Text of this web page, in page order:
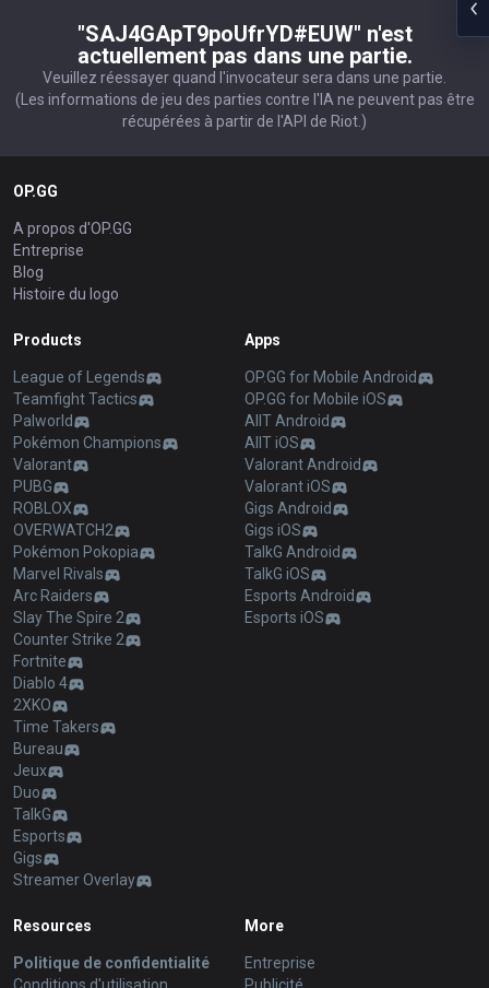
"SAJ4GApT9poUfrYD#EUW" n'est
actuellement pas dans une partie.
Veuillez réessayer quand l'invocateur sera dans une partie.
(Les informations de jeu des parties contre l'IA ne peuvent pas être
récupérées à partir de l'API de Riot.)
OP.GG
A propos d'OP.GG
Entreprise
Blog
Histoire du logo
Products
League of Legends
Teamfight Tactics
Palworld
Pokémon Champions
Valorant
PUBG
ROBLOX
OVERWATCH2
Pokémon Pokopia
Marvel Rivals
Arc Raiders
Slay The Spire 2
Counter Strike 2
Fortnite
Diablo 4
2XKO
Time Takers
Bureau
Jeux
Duo
TalkG
Esports
Gigs
Streamer Overlay
Apps
OP.GG for Mobile Android
OP.GG for Mobile iOS
AllT Android
AllT iOS
Valorant Android
Valorant iOS
Gigs Android
Gigs iOS
TalkG Android
TalkG iOS
Esports Android
Esports iOS
Resources
Politique de confidentialité
More
Entreprise